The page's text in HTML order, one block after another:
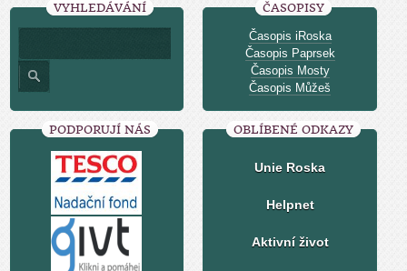
VYHLEDÁVÁNÍ ČASOPISY
Časopis iRoska
Časopis Paprsek
Časopis Mosty
Časopis Můžeš
PODPORUJÍ NÁS OBLÍBENÉ ODKAZY
Unie Roska
Helpnet
Aktivní život